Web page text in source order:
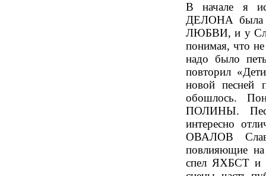
В начале я
ДЕЛОНА была
ЛЮБВИ, и у
понимая, что
надо было
повторил
новой песней
обошлось.
ПОЛИНЫ.
интересно
ОВАЛОВ
повлияющие
спел ЯХБСТ